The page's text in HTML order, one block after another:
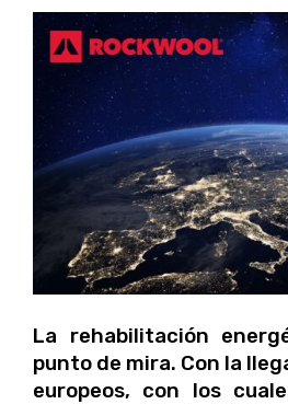
La rehabilitación
punto de mira. Con la
europeos, con los